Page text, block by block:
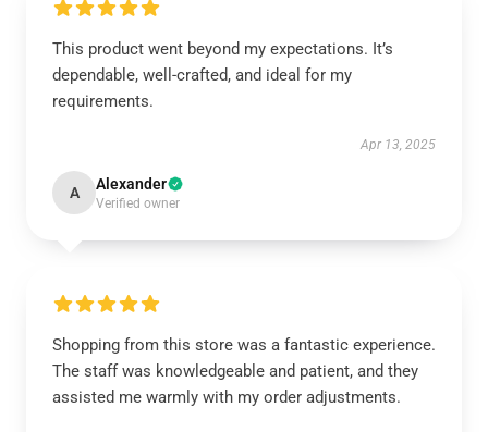
This product went beyond my expectations. It’s
dependable, well-crafted, and ideal for my
requirements.
Apr 13, 2025
A Alexander
Verified owner
Shopping from this store was a fantastic experience.
The staff was knowledgeable and patient, and they
assisted me warmly with my order adjustments.